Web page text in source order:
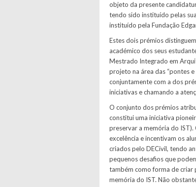
objeto da presente
tendo sido instituído pelas
instituído pela Fundação
Estes dois prémios
académico dos seus
Mestrado Integrado em
projeto na área das “pontes
conjuntamente com a dos
iniciativas e chamando a
O conjunto dos prémios
constitui uma iniciativa
preservar a memória do
excelência e incentivam os
criados pelo DECivil, tendo
pequenos desafios que
também como forma de criar
memória do IST. Não